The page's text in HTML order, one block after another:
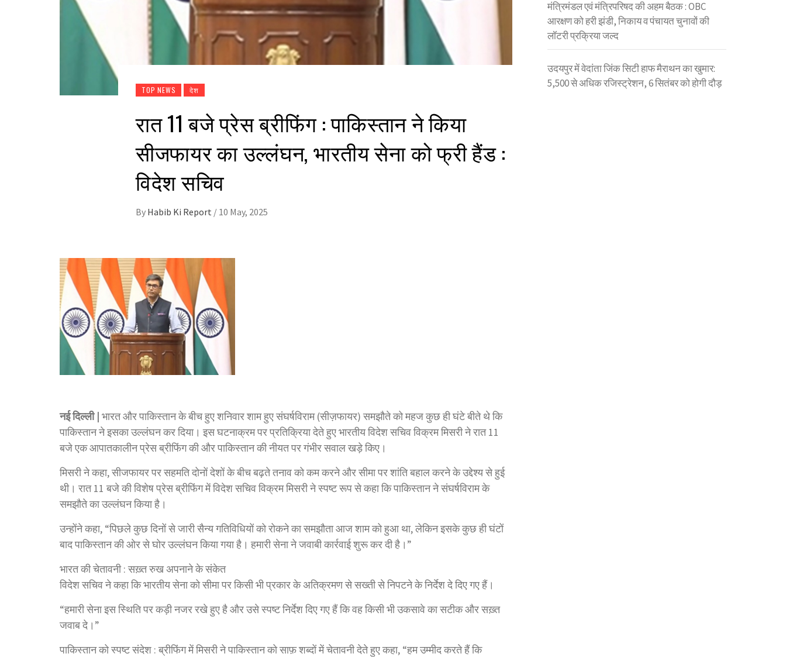
TOP NEWS देश
रात 11 बजे प्रेस ब्रीफिंग : पाकिस्तान ने किया
सीजफायर का उल्लंघन, भारतीय सेना को फ्री हैंड :
विदेश सचिव
By Habib Ki Report / 10 May, 2025
नई दिल्ली | भारत और पाकिस्तान के बीच हुए शनिवार शाम हुए संघर्षविराम (सीज़फायर) समझौते को महज कुछ ही घंटे बीते थे कि
पाकिस्तान ने इसका उल्लंघन कर दिया। इस घटनाक्रम पर प्रतिक्रिया देते हुए भारतीय विदेश सचिव विक्रम मिसरी ने रात 11
बजे एक आपातकालीन प्रेस ब्रीफिंग की और पाकिस्तान की नीयत पर गंभीर सवाल खड़े किए।
मिसरी ने कहा, सीजफायर पर सहमति दोनों देशों के बीच बढ़ते तनाव को कम करने और सीमा पर शांति बहाल करने के उद्देश्य से हुई
थी। रात 11 बजे की विशेष प्रेस ब्रीफिंग में विदेश सचिव विक्रम मिसरी ने स्पष्ट रूप से कहा कि पाकिस्तान ने संघर्षविराम के
समझौते का उल्लंघन किया है।
उन्होंने कहा, “पिछले कुछ दिनों से जारी सैन्य गतिविधियों को रोकने का समझौता आज शाम को हुआ था, लेकिन इसके कुछ ही घंटों
बाद पाकिस्तान की ओर से घोर उल्लंघन किया गया है। हमारी सेना ने जवाबी कार्रवाई शुरू कर दी है।”
भारत की चेतावनी : सख़्त रुख अपनाने के संकेत
विदेश सचिव ने कहा कि भारतीय सेना को सीमा पर किसी भी प्रकार के अतिक्रमण से सख्ती से निपटने के निर्देश दे दिए गए हैं।
“हमारी सेना इस स्थिति पर कड़ी नजर रखे हुए है और उसे स्पष्ट निर्देश दिए गए हैं कि वह किसी भी उकसावे का सटीक और सख़्त
जवाब दे।”
पाकिस्तान को स्पष्ट संदेश : ब्रीफिंग में मिसरी ने पाकिस्तान को साफ़ शब्दों में चेतावनी देते हुए कहा, “हम उम्मीद करते हैं कि
मंत्रिमंडल एवं मंत्रिपरिषद की अहम बैठक : OBC
आरक्षण को हरी झंडी, निकाय व पंचायत चुनावों की
लॉटरी प्रक्रिया जल्द
उदयपुर में वेदांता जिंक सिटी हाफ मैराथन का खुमार:
5,500 से अधिक रजिस्ट्रेशन, 6 सितंबर को होगी दौड़